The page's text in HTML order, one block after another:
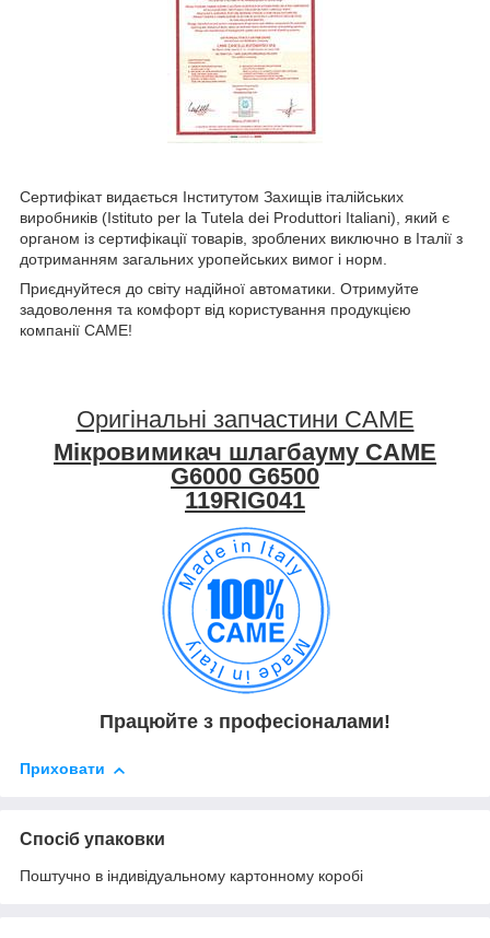
Сертифікат видається Інститутом Захищів італійських
виробників (Istituto per la Tutela dei Produttori Italiani), який є
органом із сертифікації товарів, зроблених виключно в Італії з
дотриманням загальних уропейських вимог і норм.
Приєднуйтеся до світу надійної автоматики. Отримуйте
задоволення та комфорт від користування продукцією
компанії CAME!
Оригінальні запчастини CAME
Мікровимикач шлагбауму CAME
G6000 G6500
119RIG041
Працюйте з професіоналами!
Приховати
Спосіб упаковки
Поштучно в індивідуальному картонному коробі